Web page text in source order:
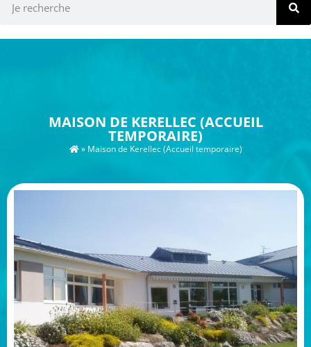
MAISON DE KERELLEC (ACCUEIL
TEMPORAIRE)
» Maison de Kerellec (Accueil temporaire)